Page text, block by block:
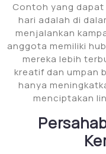
Contoh yang
hari adalah di
menjalankan
anggota memiliki
mereka lebih
kreatif dan umpan
hanya
menciptakan